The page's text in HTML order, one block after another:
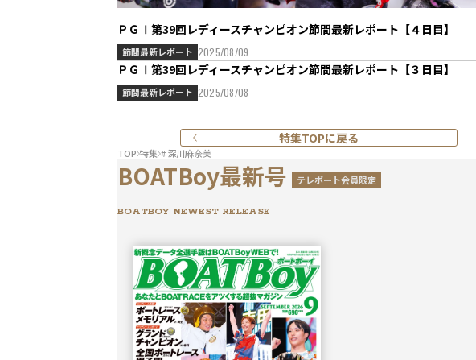
ＰＧⅠ第39回レディースチャンピオン節間最新レポート【４日目】
節間最新レポート 2025/08/09
ＰＧⅠ第39回レディースチャンピオン節間最新レポート【３日目】
節間最新レポート 2025/08/08
特集TOPに戻る
TOP 特集 # 深川麻奈美
BOATBoy最新号 テレボート会員限定
BOATBOY NEWEST RELEASE
2026年
9月号